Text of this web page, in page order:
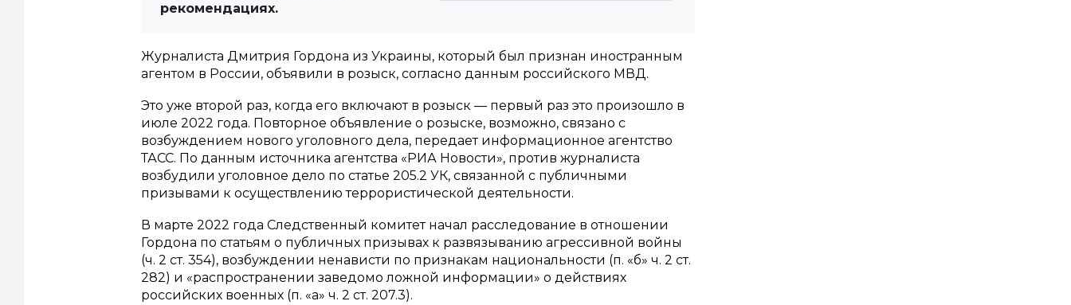
рекомендациях.
Журналиста Дмитрия Гордона из Украины, который был признан иностранным
агентом в России, объявили в розыск, согласно данным российского МВД.
Это уже второй раз, когда его включают в розыск — первый раз это произошло в
июле 2022 года. Повторное объявление о розыске, возможно, связано с
возбуждением нового уголовного дела, передает информационное агентство
ТАСС. По данным источника агентства «РИА Новости», против журналиста
возбудили уголовное дело по статье 205.2 УК, связанной с публичными
призывами к осуществлению террористической деятельности.
В марте 2022 года Следственный комитет начал расследование в отношении
Гордона по статьям о публичных призывах к развязыванию агрессивной войны
(ч. 2 ст. 354), возбуждении ненависти по признакам национальности (п. «б» ч. 2 ст.
282) и «распространении заведомо ложной информации» о действиях
российских военных (п. «а» ч. 2 ст. 207.3).